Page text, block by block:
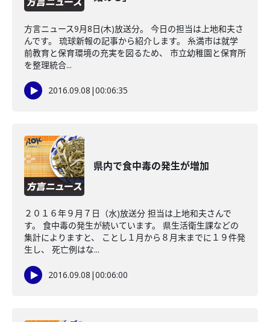
方言ニュース9月8日(木)放送分。 今日の担当は上地和夫さ
んです。 琉球新報の記事から紹介します。 糸満市は就学
前教育と保育環境の充実を図るため、 市立幼稚園と保育所
を整理統合...
2016.09.08 |00:06:35
県内で食中毒の発生が増加
２０１６年９月７日（水)放送分 担当は上地和夫さんで
す。 食中毒の発生が続いています。 県生活衛生課などの
集計によりますと、 ことし１月から８月末までに１９件発
生し、 死亡例はな...
2016.09.08 |00:06:00